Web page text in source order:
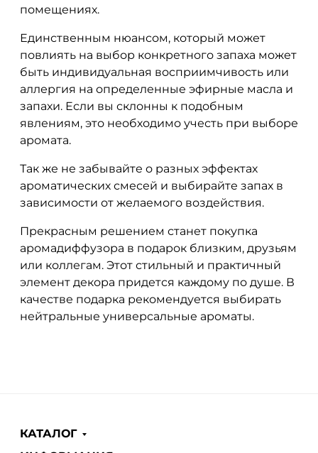
помещениях.
Единственным нюансом, который может
повлиять на выбор конкретного запаха может
быть индивидуальная восприимчивость или
аллергия на определенные эфирные масла и
запахи. Если вы склонны к подобным
явлениям, это необходимо учесть при выборе
аромата.
Так же не забывайте о разных эффектах
ароматических смесей и выбирайте запах в
зависимости от желаемого воздействия.
Прекрасным решением станет покупка
аромадиффузора в подарок близким, друзьям
или коллегам. Этот стильный и практичный
элемент декора придется каждому по душе. В
качестве подарка рекомендуется выбирать
нейтральные универсальные ароматы.
КАТАЛОГ